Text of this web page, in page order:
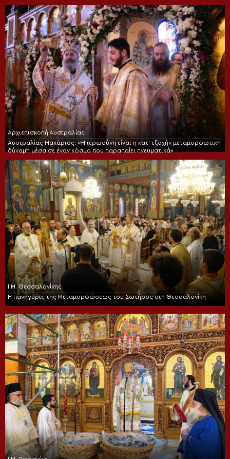
Αρχιεπισκοπή Αυστραλίας
Αυστραλίας Μακάριος: «Η ιερωσύνη είναι η κατ’ εξοχήν μεταμορφωτική
δύναμη μέσα σε έναν κόσμο που παραπαίει πνευματικά»
Ι.Μ. Θεσσαλονίκης
Η πανήγυρις της Μεταμορφώσεως του Σωτήρος στη Θεσσαλονίκη